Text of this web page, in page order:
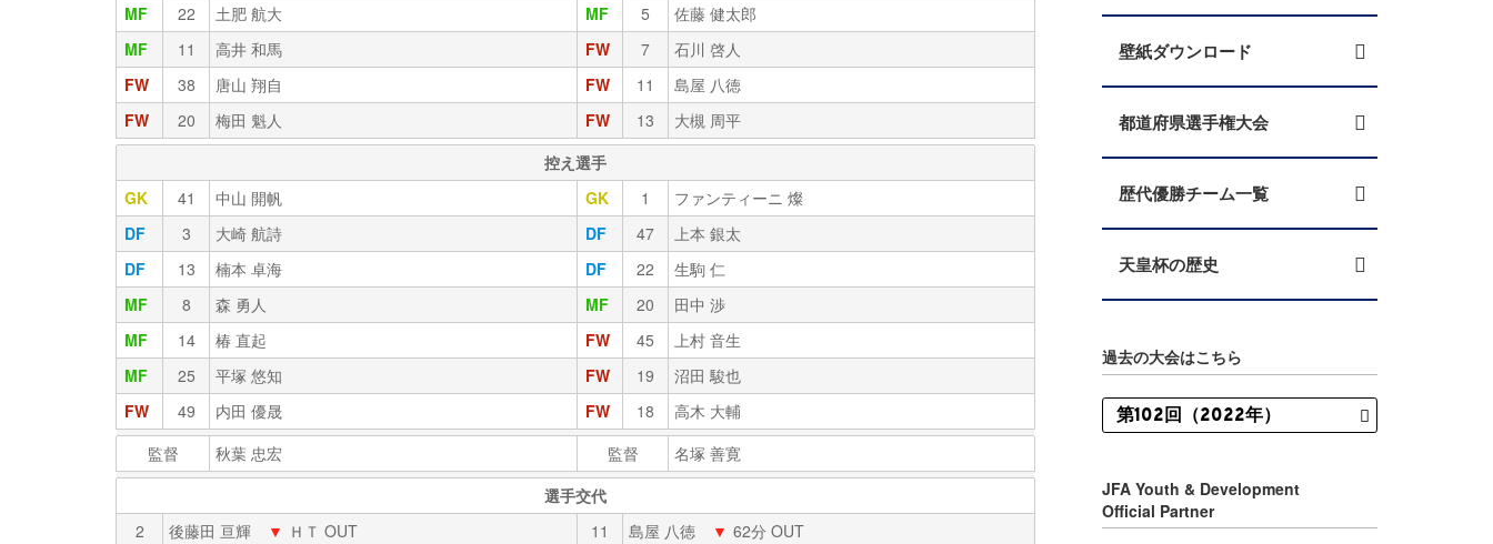
MF
22 土肥 航大 MF 5
佐藤 健太郎
MF
11 高井 和馬 FW 7
石川 啓人
FW
38 唐山 翔自 FW 11
島屋 八徳
FW
20 梅田 魁人 FW 13
大槻 周平
控え選手
GK
41 中山 開帆 GK 1
ファンティーニ 燦
DF
3 大崎 航詩 DF 47
上本 銀太
DF
13 楠本 卓海 DF 22
生駒 仁
MF
8 森 勇人 MF 20
田中 渉
MF
14 椿 直起 FW 45
上村 音生
MF
25 平塚 悠知 FW 19
沼田 駿也
FW
49 内田 優晟 FW 18
高木 大輔
監督
秋葉 忠宏 監督
名塚 善寛
選手交代
2
後藤田 亘輝 ▼ ＨＴ OUT 11 島屋 八徳 ▼ 62分 OUT
壁紙ダウンロード
都道府県選手権大会
歴代優勝チーム一覧
天皇杯の歴史
過去の大会はこちら
JFA Youth & Development
Official Partner